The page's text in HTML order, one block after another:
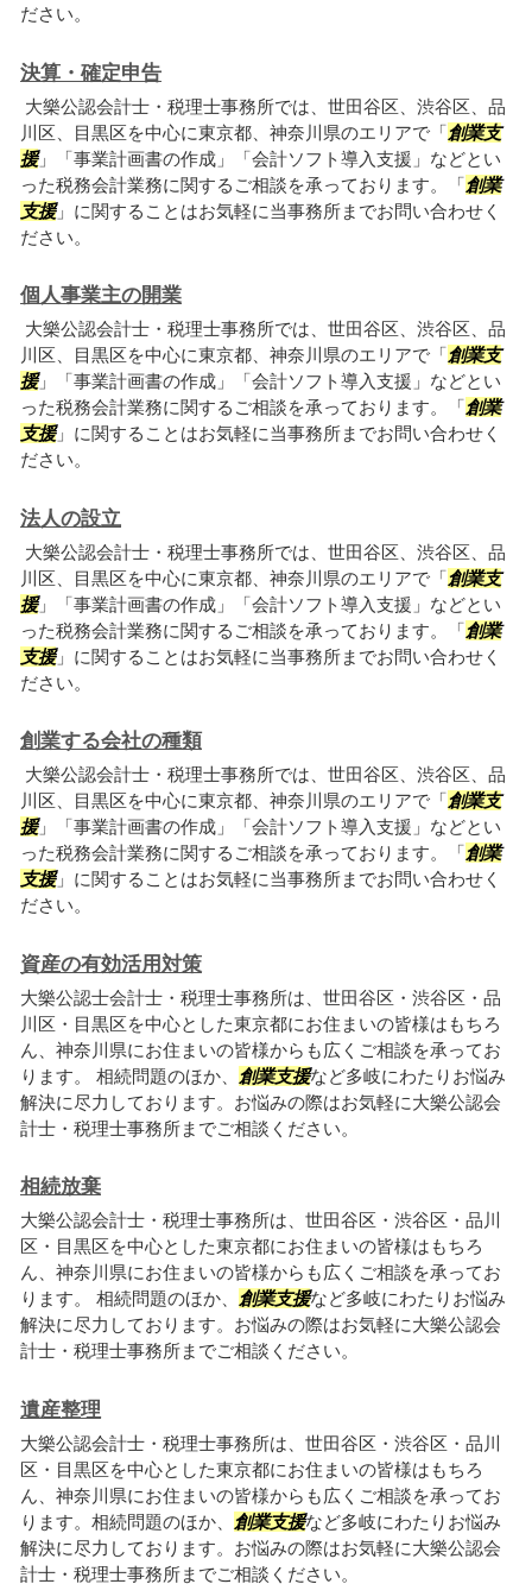
ださい。
決算・確定申告
大樂公認会計士・税理士事務所では、世田谷区、渋谷区、品
川区、目黒区を中心に東京都、神奈川県のエリアで「創業支
援」「事業計画書の作成」「会計ソフト導入支援」などとい
った税務会計業務に関するご相談を承っております。「創業
支援」に関することはお気軽に当事務所までお問い合わせく
ださい。
個人事業主の開業
大樂公認会計士・税理士事務所では、世田谷区、渋谷区、品
川区、目黒区を中心に東京都、神奈川県のエリアで「創業支
援」「事業計画書の作成」「会計ソフト導入支援」などとい
った税務会計業務に関するご相談を承っております。「創業
支援」に関することはお気軽に当事務所までお問い合わせく
ださい。
法人の設立
大樂公認会計士・税理士事務所では、世田谷区、渋谷区、品
川区、目黒区を中心に東京都、神奈川県のエリアで「創業支
援」「事業計画書の作成」「会計ソフト導入支援」などとい
った税務会計業務に関するご相談を承っております。「創業
支援」に関することはお気軽に当事務所までお問い合わせく
ださい。
創業する会社の種類
大樂公認会計士・税理士事務所では、世田谷区、渋谷区、品
川区、目黒区を中心に東京都、神奈川県のエリアで「創業支
援」「事業計画書の作成」「会計ソフト導入支援」などとい
った税務会計業務に関するご相談を承っております。「創業
支援」に関することはお気軽に当事務所までお問い合わせく
ださい。
資産の有効活用対策
大樂公認士会計士・税理士事務所は、世田谷区・渋谷区・品
川区・目黒区を中心とした東京都にお住まいの皆様はもちろ
ん、神奈川県にお住まいの皆様からも広くご相談を承ってお
ります。 相続問題のほか、 創業支援など多岐にわたりお悩み
解決に尽力しております。お悩みの際はお気軽に大樂公認会
計士・税理士事務所までご相談ください。
相続放棄
大樂公認会計士・税理士事務所は、世田谷区・渋谷区・品川
区・目黒区を中心とした東京都にお住まいの皆様はもちろ
ん、神奈川県にお住まいの皆様からも広くご相談を承ってお
ります。 相続問題のほか、 創業支援など多岐にわたりお悩み
解決に尽力しております。お悩みの際はお気軽に大樂公認会
計士・税理士事務所までご相談ください。
遺産整理
大樂公認会計士・税理士事務所は、世田谷区・渋谷区・品川
区・目黒区を中心とした東京都にお住まいの皆様はもちろ
ん、神奈川県にお住まいの皆様からも広くご相談を承ってお
ります。相続問題のほか、 創業支援など多岐にわたりお悩み
解決に尽力しております。お悩みの際はお気軽に大樂公認会
計士・税理士事務所までご相談ください。